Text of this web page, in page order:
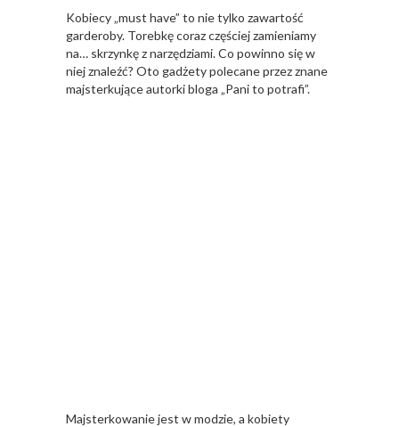
Kobiecy „must have” to nie tylko zawartość
garderoby. Torebkę coraz częściej zamieniamy
na… skrzynkę z narzędziami. Co powinno się w
niej znaleźć? Oto gadżety polecane przez znane
majsterkujące autorki bloga „Pani to potrafi”.
Majsterkowanie jest w modzie, a kobiety